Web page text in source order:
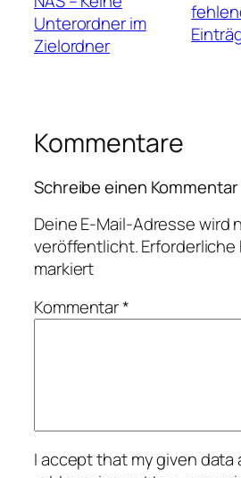
Unterordner im
Zielordner
Kommentare
Schreibe einen Kommentar
Deine E-Mail-Adresse wird
veröffentlicht.
markiert
Kommentar*
I accept that my given data